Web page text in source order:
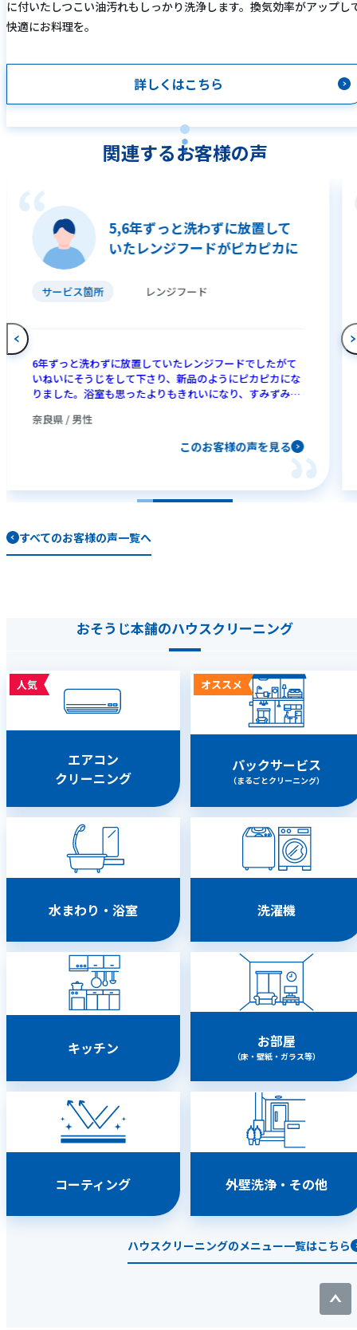
に付いたしつこい油汚れもしっかり洗浄します。換気効率がアップし
快適にお料理を。
詳しくはこちら
関連するお客様の声
5,6年ずっと洗わずに放置して
いたレンジフードがピカピカに
サービス箇所 レンジフード
6年ずっと洗わずに放置していたレンジフードでしたがて
いねいにそうじをして下さり、新品のようにピカピカにな
りました。浴室も思ったよりもきれいになり、すみずみま
正解でした。次回もお願いしたいと思います。
奈良県 / 男性
このお客様の声を見る
すべてのお客様の声一覧へ
おそうじ本舗のハウスクリーニング
人気
エアコン
クリーニング
オススメ
パックサービス
（まるごとクリーニング）
水まわり・浴室 洗濯機
キッチン お部屋
（床・壁紙・ガラス等）
コーティング 外壁洗浄・その他
ハウスクリーニングのメニュー一覧はこちら